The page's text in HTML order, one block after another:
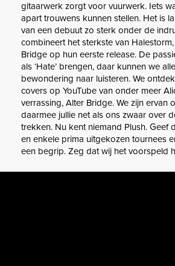
gitaarwerk zorgt voor vuurwerk. Iets
apart trouwens kunnen stellen. Het is
van een debuut zo sterk onder de
combineert het sterkste van
Bridge op hun eerste release. De
als ‘Hate’ brengen, daar kunnen we
bewondering naar luisteren. We
covers op YouTube van onder meer
verrassing, Alter Bridge. We zijn ervan
daarmee jullie net als ons zwaar over
trekken. Nu kent niemand Plush. Geef
en enkele prima uitgekozen tournees
een begrip. Zeg dat wij het voorspeld